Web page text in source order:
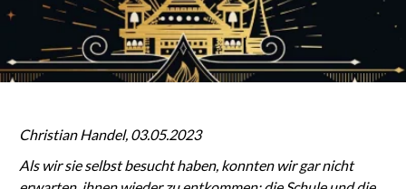
Christian Handel, 03.05.2023
Als wir sie selbst besucht haben, konnten wir gar nicht